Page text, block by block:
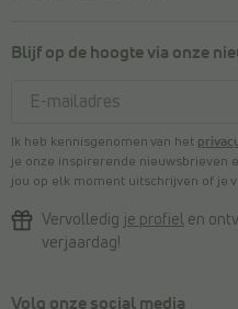
Blijf op de hoogte via onze
Ik heb kennisgenomen van het
je onze inspirerende nieuwsbrieven
jou op elk moment uitschrijven of je
Vervolledig je profiel en
verjaardag!
Volg onze social media